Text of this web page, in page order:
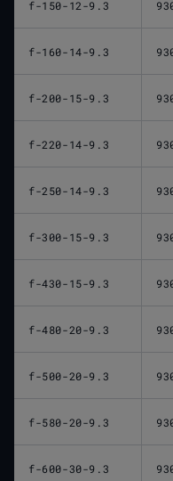
f-150-12-9.3
f-160-14-9.3
f-200-15-9.3
f-220-14-9.3
f-250-14-9.3
f-300-15-9.3
f-430-15-9.3
f-480-20-9.3
f-500-20-9.3
f-580-20-9.3
f-600-30-9.3